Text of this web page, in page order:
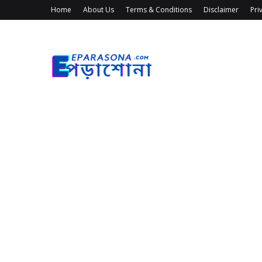
Home About Us Terms & Conditions Disclaimer